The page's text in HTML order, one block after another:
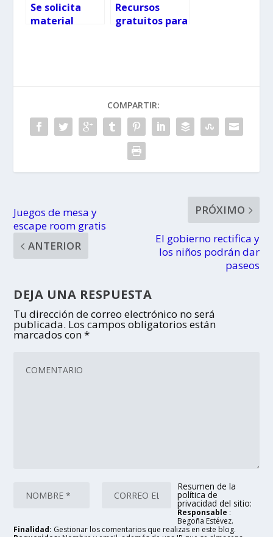
Se solicita
material
Recursos
gratuitos para
con niños y
adolescentes
COMPARTIR:
Juegos de mesa y
escape room gratis
ANTERIOR
PRÓXIMO
El gobierno rectifica y
los niños podrán dar
paseos
DEJA UNA RESPUESTA
Tu dirección de correo electrónico no será
publicada. Los campos obligatorios están
marcados con*
Resumen de la
política de
privacidad del sitio:
Responsable :
Begoña Estévez.
Finalidad: Gestionar los comentarios que realizas en este blog.